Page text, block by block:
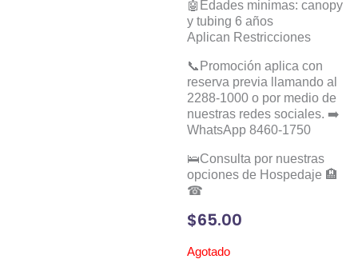
🤖Edades minimas: canopy
y tubing 6 años
Aplican Restricciones
📞Promoción aplica con
reserva previa llamando al
2288-1000 o por medio de
nuestras redes sociales. ➡️
WhatsApp 8460-1750
🛌Consulta por nuestras
opciones de Hospedaje 🏨
☎
$65.00
Agotado